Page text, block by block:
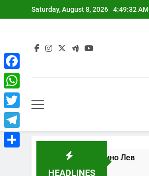
to
Saturday, August 8, 2026 4:49:32 AM
HEADLINES
Играть в онлайн казино Лев
1 Week Ago
Facebook
WhatsApp
Twitter
Telegram